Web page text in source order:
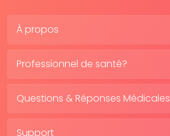
À propos
Professionnel de santé?
Questions & Réponses Médicales
Support